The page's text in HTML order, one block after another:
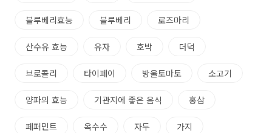
블루베리효능 블루베리 로즈마리
산수유 효능 유자 호박 더덕
브로콜리 타이페이 방울토마토 소고기
양파의 효능 기관지에 좋은 음식 홍삼
페퍼민트 옥수수 자두 가지